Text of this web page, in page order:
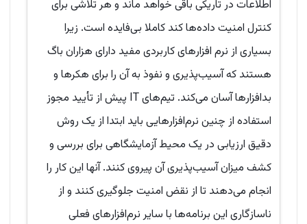
اطلاعات در تاریکی باقی خواهد ماند و هر تلاشی برای
کنترل امنیت داده‌ها کند کاملا بی‌فایده است. زیرا
بسیاری از نرم افزارهای کاربردی مفید دارای هزاران باگ
هستند که آسیب‌پذیری و نفوذ به آن را برای هکرها و
بدافزارها آسان می‌کند. تیم‌های IT پیش از تأیید مجوز
استفاده از چنین نرم‌افزارهایی باید ابتدا از یک روش
دقیق ارزیابی در یک محیط آزمایشگاهی برای بررسی و
کشف میزان آسیب‌پذیری آن پیروی کنند. آنها این کار را
انجام می‌دهند تا از نقض امنیت جلوگیری کنند و از
ناسازگاری این برنامه‌ها با سایر نرم‌افزارهای فعلی